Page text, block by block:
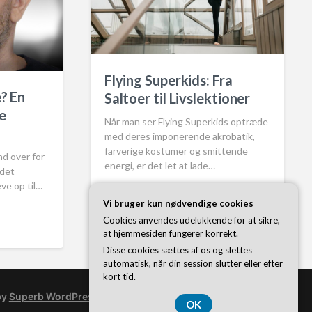
En
over for
op til…
Flying Superkids: Fra
Saltoer til Livslektioner
Når man ser Flying Superkids optræde
med deres imponerende akrobatik,
farverige kostumer og smittende
energi, er det let at lade…
P
o
d
a
t
Superb WordPress Themes
Vi bruger kun nødvendige cookies
Cookies anvendes udelukkende for at sikre,
at hjemmesiden fungerer korrekt.
Disse cookies sættes af os og slettes
automatisk, når din session slutter eller efter
kort tid.
OK